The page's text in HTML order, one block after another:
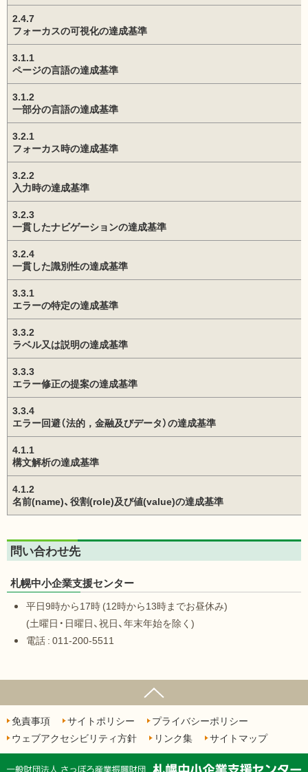
2.4.7
フォーカスの可視化の達成基準
3.1.1
ページの言語の達成基準
3.1.2
一部分の言語の達成基準
3.2.1
フォーカス時の達成基準
3.2.2
入力時の達成基準
3.2.3
一貫したナビゲーションの達成基準
3.2.4
一貫した識別性の達成基準
3.3.1
エラーの特定の達成基準
3.3.2
ラベル又は説明の達成基準
3.3.3
エラー修正の提案の達成基準
3.3.4
エラー回避（法的，金融及びデータ）の達成基準
4.1.1
構文解析の達成基準
4.1.2
名前(name)、役割(role)及び値(value)の達成基準
問い合わせ先
札幌中小企業支援センター
平日9時から17時 (12時から13時までお昼休み)
(土曜日・日曜日、祝日、年末年始を除く)
電話 : 011-200-5511
ページの先頭へ
免責事項 サイトポリシー
プライバシーポリシー
ウェブアクセシビリティ方針
リンク集 サイトマップ